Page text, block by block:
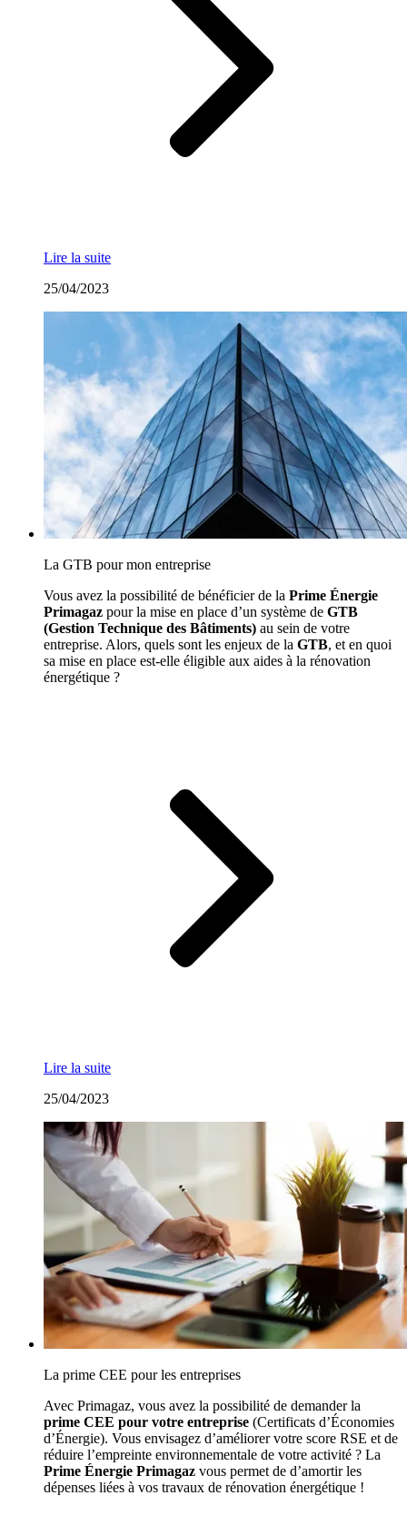
Lire la suite
25/04/2023
La GTB pour mon entreprise
Vous avez la possibilité de bénéficier de la Prime Énergie
Primagaz pour la mise en place d’un système de GTB
(Gestion Technique des Bâtiments) au sein de votre
entreprise. Alors, quels sont les enjeux de la GTB, et en quoi
sa mise en place est-elle éligible aux aides à la rénovation
énergétique ?
Lire la suite
25/04/2023
La prime CEE pour les entreprises
Avec Primagaz, vous avez la possibilité de demander la
prime CEE pour votre entreprise (Certificats d’Économies
d’Énergie). Vous envisagez d’améliorer votre score RSE et de
réduire l’empreinte environnementale de votre activité ? La
Prime Énergie Primagaz vous permet de d’amortir les
dépenses liées à vos travaux de rénovation énergétique !